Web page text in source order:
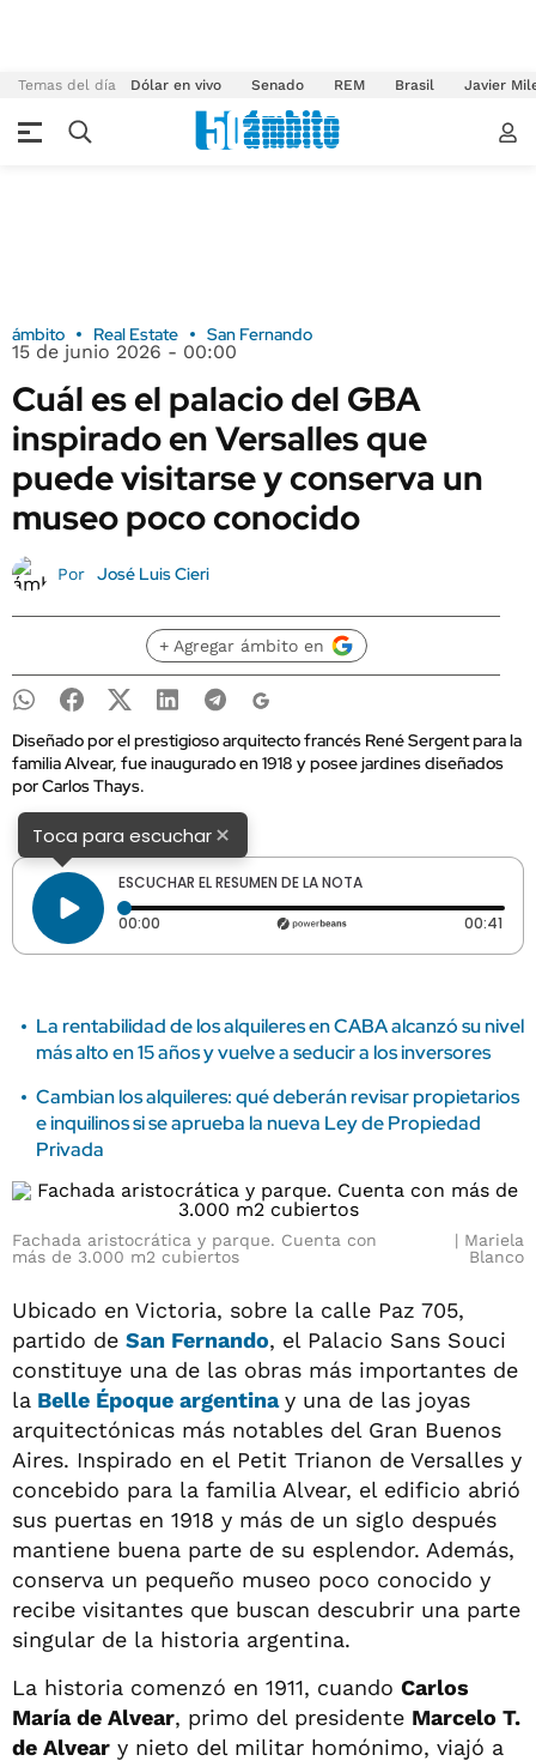
Temas del día Dólar en vivo Senado REM Brasil Javier
ámbito Real Estate San Fernando
15 de junio 2026 - 00:00
Cuál es el palacio del GBA
inspirado en Versalles que
puede visitarse y conserva un
museo poco conocido
Por José Luis Cieri
+ Agregar ámbito en
Diseñado por el prestigioso arquitecto francés René Sergent para la
familia Alvear, fue inaugurado en 1918 y posee jardines diseñados
por Carlos Thays.
Toca para escuchar×
ESCUCHAR EL RESUMEN DE LA NOTA
00:00 Tiempo transcurrido: 0 segundos 00:41
La rentabilidad de los alquileres en CABA alcanzó su nivel
más alto en 15 años y vuelve a seducir a los inversores
Cambian los alquileres: qué deberán revisar propietarios
e inquilinos si se aprueba la nueva Ley de Propiedad
Privada
Fachada aristocrática y parque. Cuenta con
más de 3.000 m2 cubiertos
Mariela
Blanco
Ubicado en Victoria, sobre la calle Paz 705,
partido de San Fernando, el Palacio Sans Souci
constituye una de las obras más importantes de
la Belle Époque argentinay una de las joyas
arquitectónicas más notables del Gran Buenos
Aires. Inspirado en el Petit Trianon de Versalles y
concebido para la familia Alvear, el edificio abrió
sus puertas en 1918 y más de un siglo después
mantiene buena parte de su esplendor. Además,
conserva un pequeño museo poco conocido y
recibe visitantes que buscan descubrir una parte
singular de la historia argentina.
La historia comenzó en 1911, cuando Carlos
María de Alvear, primo del presidente Marcelo T.
de Alvear y nieto del militar homónimo, viajó a